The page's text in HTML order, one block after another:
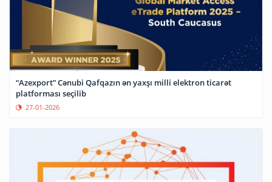
“Azexport” Cənubi Qafqazın ən yaxşı milli elektron ticarət
platforması seçilib
27-01-2026